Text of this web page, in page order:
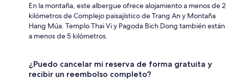
En la montaña, este albergue ofrece alojamiento a menos de 2
kilómetros de Complejo paisajístico de Trang An y Montaña
Hang Múa. Templo Thai Vi y Pagoda Bich Dong también están
a menos de 5 kilómetros.
¿Puedo cancelar mi reserva de forma gratuita y
recibir un reembolso completo?